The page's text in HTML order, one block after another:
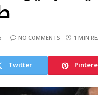
NO COMMENTS 1 MIN
Twitter